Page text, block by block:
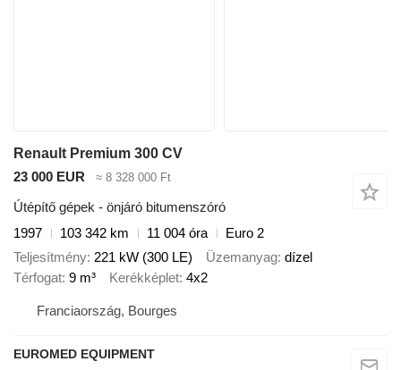
Renault Premium 300 CV
23 000 EUR
≈ 8 328 000 Ft
Útépítő gépek - önjáró bitumenszóró
1997
103 342 km 11 004 óra
Euro 2
Teljesítmény 221 kW (300 LE) Üzemanyag dízel
Térfogat 9 m³ Kerékképlet 4x2
Franciaország, Bourges
EUROMED EQUIPMENT